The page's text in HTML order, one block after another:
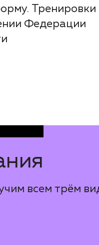
Тренировки
Федерации
всем трём